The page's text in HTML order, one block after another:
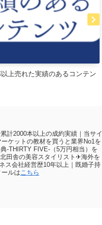
上売れた実績のあるコンテン
計2000本以上の成約実績｜当サ
ケットの教材を買うと業界No1を
-THIRTY FIVE-（5万円相当）を
田舎の美容スタイリスト✈海外を
ス会社経営歴10年以上｜既婚子持
ルはこちら